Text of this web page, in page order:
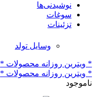
نوشیدنی‌ها
سوغات
تزئینات
وسایل تولد
* ویترین روزانه محصولات *
* ویترین روزانه محصولات *
ناموجود